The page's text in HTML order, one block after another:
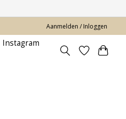
Aanmelden / Inloggen
Instagram